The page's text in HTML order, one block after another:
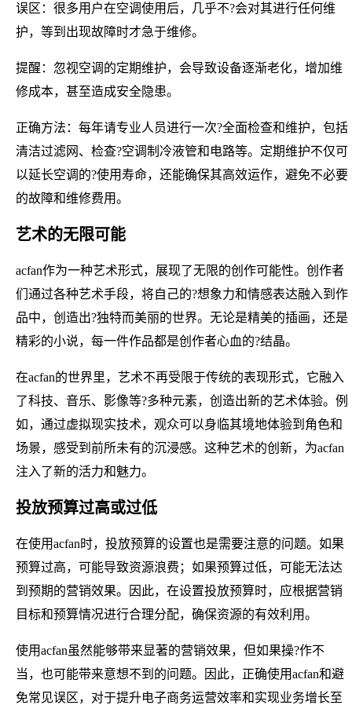
误区：很多用户在空调使用后，几乎不?会对其进行任何维
护，等到出现故障时才急于维修。
提醒：忽视空调的定期维护，会导致设备逐渐老化，增加维
修成本，甚至造成安全隐患。
正确方法：每年请专业人员进行一次?全面检查和维护，包括
清洁过滤网、检查?空调制冷液管和电路等。定期维护不仅可
以延长空调的?使用寿命，还能确保其高效运作，避免不必要
的故障和维修费用。
艺术的无限可能
acfan作为一种艺术形式，展现了无限的创作可能性。创作者
们通过各种艺术手段，将自己的?想象力和情感表达融入到作
品中，创造出?独特而美丽的世界。无论是精美的插画，还是
精彩的小说，每一件作品都是创作者心血的?结晶。
在acfan的世界里，艺术不再受限于传统的表现形式，它融入
了科技、音乐、影像等?多种元素，创造出新的艺术体验。例
如，通过虚拟现实技术，观众可以身临其境地体验到角色和
场景，感受到前所未有的沉浸感。这种艺术的创新，为acfan
注入了新的活力和魅力。
投放预算过高或过低
在使用acfan时，投放预算的设置也是需要注意的问题。如果
预算过高，可能导致资源浪费；如果预算过低，可能无法达
到预期的营销效果。因此，在设置投放预算时，应根据营销
目标和预算情况进行合理分配，确保资源的有效利用。
使用acfan虽然能够带来显著的营销效果，但如果操?作不
当，也可能带来意想不到的问题。因此，正确使用acfan和避
免常见误区，对于提升电子商务运营效率和实现业务增长至